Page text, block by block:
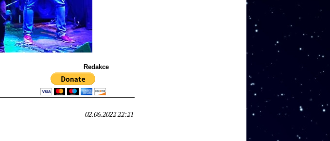
Redakce
02.06.2022 22:21